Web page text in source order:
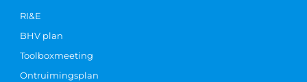
RI&E
BHV plan
Toolboxmeeting
Ontruimingsplan